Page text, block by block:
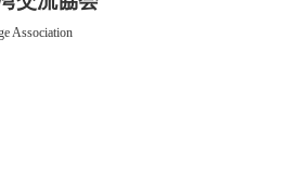
Association